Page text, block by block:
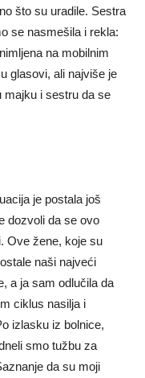
što su uradile. Sestra
se nasmešila i rekla:
na mobilnim
glasovi, ali najviše je
majku i sestru da se
je postala još
dozvoli da se ovo
Ove žene, koje su
naši najveći
a ja sam odlučila da
ciklus nasilja i
izlasku iz bolnice,
smo tužbu za
da su moji